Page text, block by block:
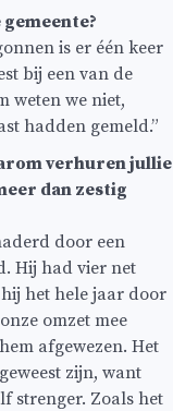
is er één keer
bij een van de
weten we niet,
hadden gemeld.”
verhuren jullie
dan zestig
door een
Hij had vier net
het hele jaar door
omzet mee
afgewezen. Het
zijn, want
strenger. Zoals het